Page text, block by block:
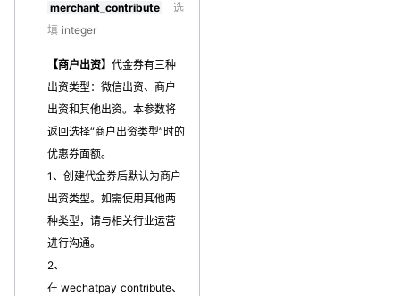
merchant_contribute
选
填 integer
【商户出资】 代金券有三种
出资类型：微信出资、商户
出资和其他出资。本参数将
返回选择“商户出资类型”时的
优惠券面额。
1、创建代金券后默认为商户
出资类型。如需使用其他两
种类型，请与相关行业运营
进行沟通。
2、
在 wechatpay_contribute、